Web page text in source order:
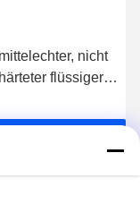
nicht
flüssiger
und